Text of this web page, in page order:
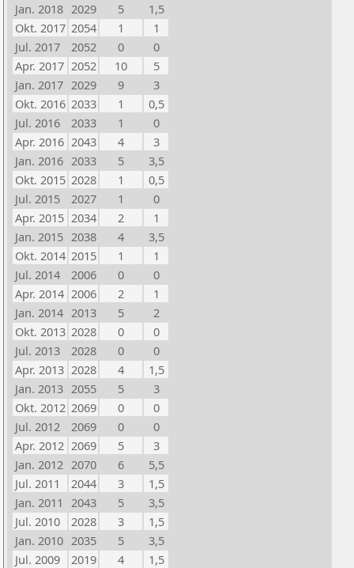
Jan. 2018 2029 5
1,5
Okt. 2017 2054 1
1
Jul. 2017
2052 0
0
Apr. 2017 2052 10
5
Jan. 2017 2029 9
3
Okt. 2016 2033 1
0,5
Jul. 2016
2033 1
0
Apr. 2016 2043 4
3
Jan. 2016 2033 5
3,5
Okt. 2015 2028 1
0,5
Jul. 2015
2027 1
0
Apr. 2015 2034 2
1
Jan. 2015 2038 4
3,5
Okt. 2014 2015 1
1
Jul. 2014
2006 0
0
Apr. 2014 2006 2
1
Jan. 2014 2013 5
2
Okt. 2013 2028 0
0
Jul. 2013
2028 0
0
Apr. 2013 2028 4
1,5
Jan. 2013 2055 5
3
Okt. 2012 2069 0
0
Jul. 2012
2069 0
0
Apr. 2012 2069 5
3
Jan. 2012 2070 6
5,5
Jul. 2011
2044 3
1,5
Jan. 2011 2043 5
3,5
Jul. 2010
2028 3
1,5
Jan. 2010 2035 5
3,5
Jul. 2009
2019 4
1,5